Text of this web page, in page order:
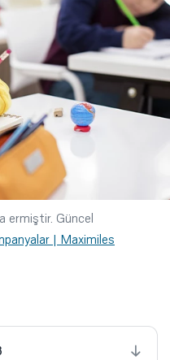
ermiştir. Güncel
| Maximiles